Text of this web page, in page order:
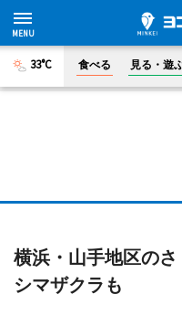
33°C 食べる 見る・遊
横浜・山手地区の
シマザクラも